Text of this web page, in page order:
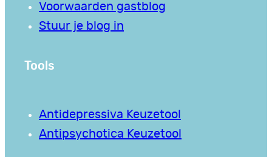
Voorwaarden gastblog
Stuur je blog in
Tools
Antidepressiva Keuzetool
Antipsychotica Keuzetool